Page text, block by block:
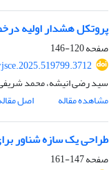
پروتکل هشدار اولیه
صفحه120-146
سید رضی انیشه، محمد
مشاهده مقاله
اصل
طراحی یک سازه شناور
صفحه147-161